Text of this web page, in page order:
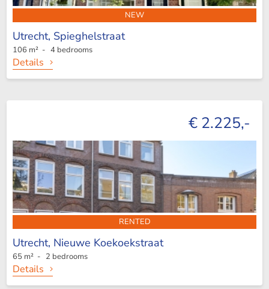
NEW
Utrecht, Spieghelstraat
106 m² - 4 bedrooms
Details
€ 2.225,-
RENTED
Utrecht, Nieuwe Koekoekstraat
65 m² - 2 bedrooms
Details